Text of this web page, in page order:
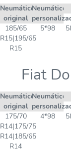
Neumático
original
Neumático
185/65
R15|195/65
R15
5*98
Fiat
Neumático
original
Neumático
175/70
R14|175/75
R14|185/65
R14
4*98